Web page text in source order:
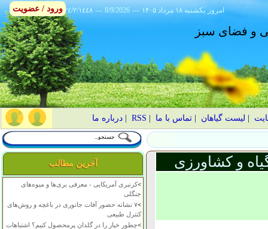
٢٤/٢/١٤٤٨ --- 8/9/2026 --- ۱۴۰۵ يکشنبه ۱۸ مرداد امروز
و فضای سبز
لیست گیاهان |تماس با ما RSS
|درباره ما
آخرین مطالب
>کرنبری آمریکایی - معرفی بری‌ها و میوه‌های
جنگلی
>
۷ نشانه حضور آفات جانوری در باغچه و روش‌های
کنترل طبیعی
>چطور خیار را در گلدان پرمحصول کنیم؟ اشتباهات
و کشاورزی
ورود / عضویت